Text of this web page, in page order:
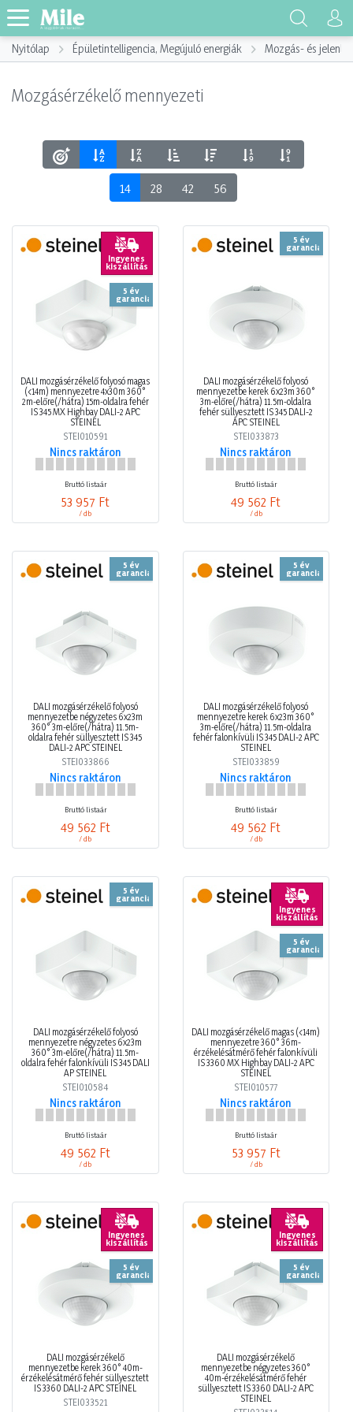
Nyitólap Épületintelligencia, Megújuló energiák Mozgás- és
Mozgásérzékelő mennyezeti
14 28 42 56
Ingyenes
kiszállítás
5 év
garancia
DALI mozgásérzékelő folyosó magas
(<14m) mennyezetre 4x30m 360°
2m-előre(/hátra) 15m-oldalra fehér
IS 345 MX Highbay DALI-2 APC
STEINEL
STEI010591
Nincs raktáron
Bruttó listaár
53 957 Ft
/ db
5 év
garancia
DALI mozgásérzékelő folyosó
mennyezetbe kerek 6x23m 360°
3m-előre(/hátra) 11.5m-oldalra
fehér süllyesztett IS 345 DALI-2
APC STEINEL
STEI033873
Nincs raktáron
Bruttó listaár
49 562 Ft
/ db
5 év
garancia
DALI mozgásérzékelő folyosó
mennyezetbe négyzetes 6x23m
360° 3m-előre(/hátra) 11.5m-
oldalra fehér süllyesztett IS 345
DALI-2 APC STEINEL
STEI033866
Nincs raktáron
Bruttó listaár
49 562 Ft
/ db
5 év
garancia
DALI mozgásérzékelő folyosó
mennyezetre kerek 6x23m 360°
3m-előre(/hátra) 11.5m-oldalra
fehér falonkívüli IS 345 DALI-2 APC
STEINEL
STEI033859
Nincs raktáron
Bruttó listaár
49 562 Ft
/ db
5 év
garancia
DALI mozgásérzékelő folyosó
mennyezetre négyzetes 6x23m
360° 3m-előre(/hátra) 11.5m-
oldalra fehér falonkívüli IS 345 DALI
AP STEINEL
STEI010584
Nincs raktáron
Bruttó listaár
49 562 Ft
/ db
Ingyenes
kiszállítás
5 év
garancia
DALI mozgásérzékelő magas (<14m)
mennyezetre 360° 36m-
érzékelésátmérő fehér falonkívüli
IS 3360 MX Highbay DALI-2 APC
STEINEL
STEI010577
Nincs raktáron
Bruttó listaár
53 957 Ft
/ db
Ingyenes
kiszállítás
5 év
garancia
DALI mozgásérzékelő
mennyezetbe kerek 360° 40m-
érzékelésátmérő fehér süllyesztett
IS 3360 DALI-2 APC STEINEL
STEI033521
Ingyenes
kiszállítás
5 év
garancia
DALI mozgásérzékelő
mennyezetbe négyzetes 360°
40m-érzékelésátmérő fehér
süllyesztett IS 3360 DALI-2 APC
STEINEL